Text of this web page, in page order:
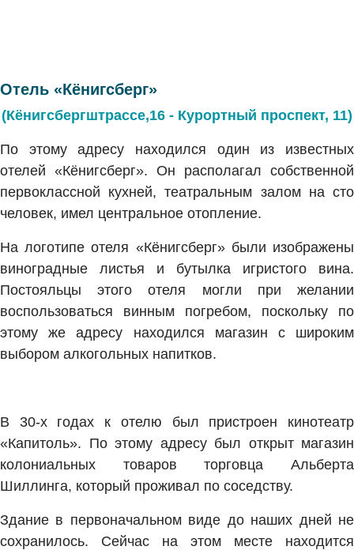
Отель «Кёнигсберг»
(Кёнигсбергштрассе,16 - Курортный проспект, 11)
По этому адресу находился один из известных
отелей «Кёнигсберг». Он располагал собственной
первоклассной кухней, театральным залом на сто
человек, имел центральное отопление.
На логотипе отеля «Кёнигсберг» были изображены
виноградные листья и бутылка игристого вина.
Постояльцы этого отеля могли при желании
воспользоваться винным погребом, поскольку по
этому же адресу находился магазин с широким
выбором алкогольных напитков.
В 30-х годах к отелю был пристроен кинотеатр
«Капитоль». По этому адресу был открыт магазин
колониальных товаров торговца Альберта
Шиллинга, который проживал по соседству.
Здание в первоначальном виде до наших дней не
сохранилось. Сейчас на этом месте находится